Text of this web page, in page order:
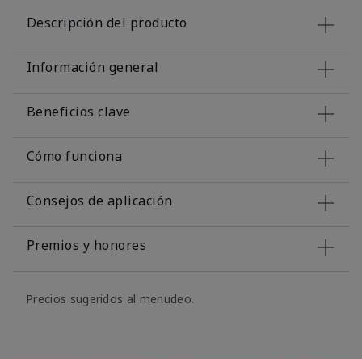
Descripción del producto
Información general
Beneficios clave
Cómo funciona
Consejos de aplicación
Premios y honores
Precios sugeridos al menudeo.